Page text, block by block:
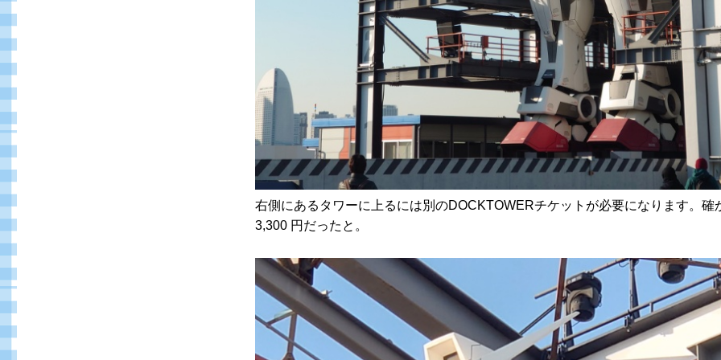
右側にあるタワーに上るには別のDOCKTOWERチケットが必要になります。確
3,300 円だったと。